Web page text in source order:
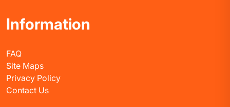
Information
FAQ
Site Maps
Privacy Policy
Contact Us